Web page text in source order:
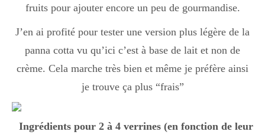
fruits pour ajouter encore un peu de gourmandise.
J’en ai profité pour tester une version plus légère de la
panna cotta vu qu’ici c’est à base de lait et non de
crème. Cela marche très bien et même je préfère ainsi
je trouve ça plus “frais”
Ingrédients pour 2 à 4 verrines (en fonction de leur